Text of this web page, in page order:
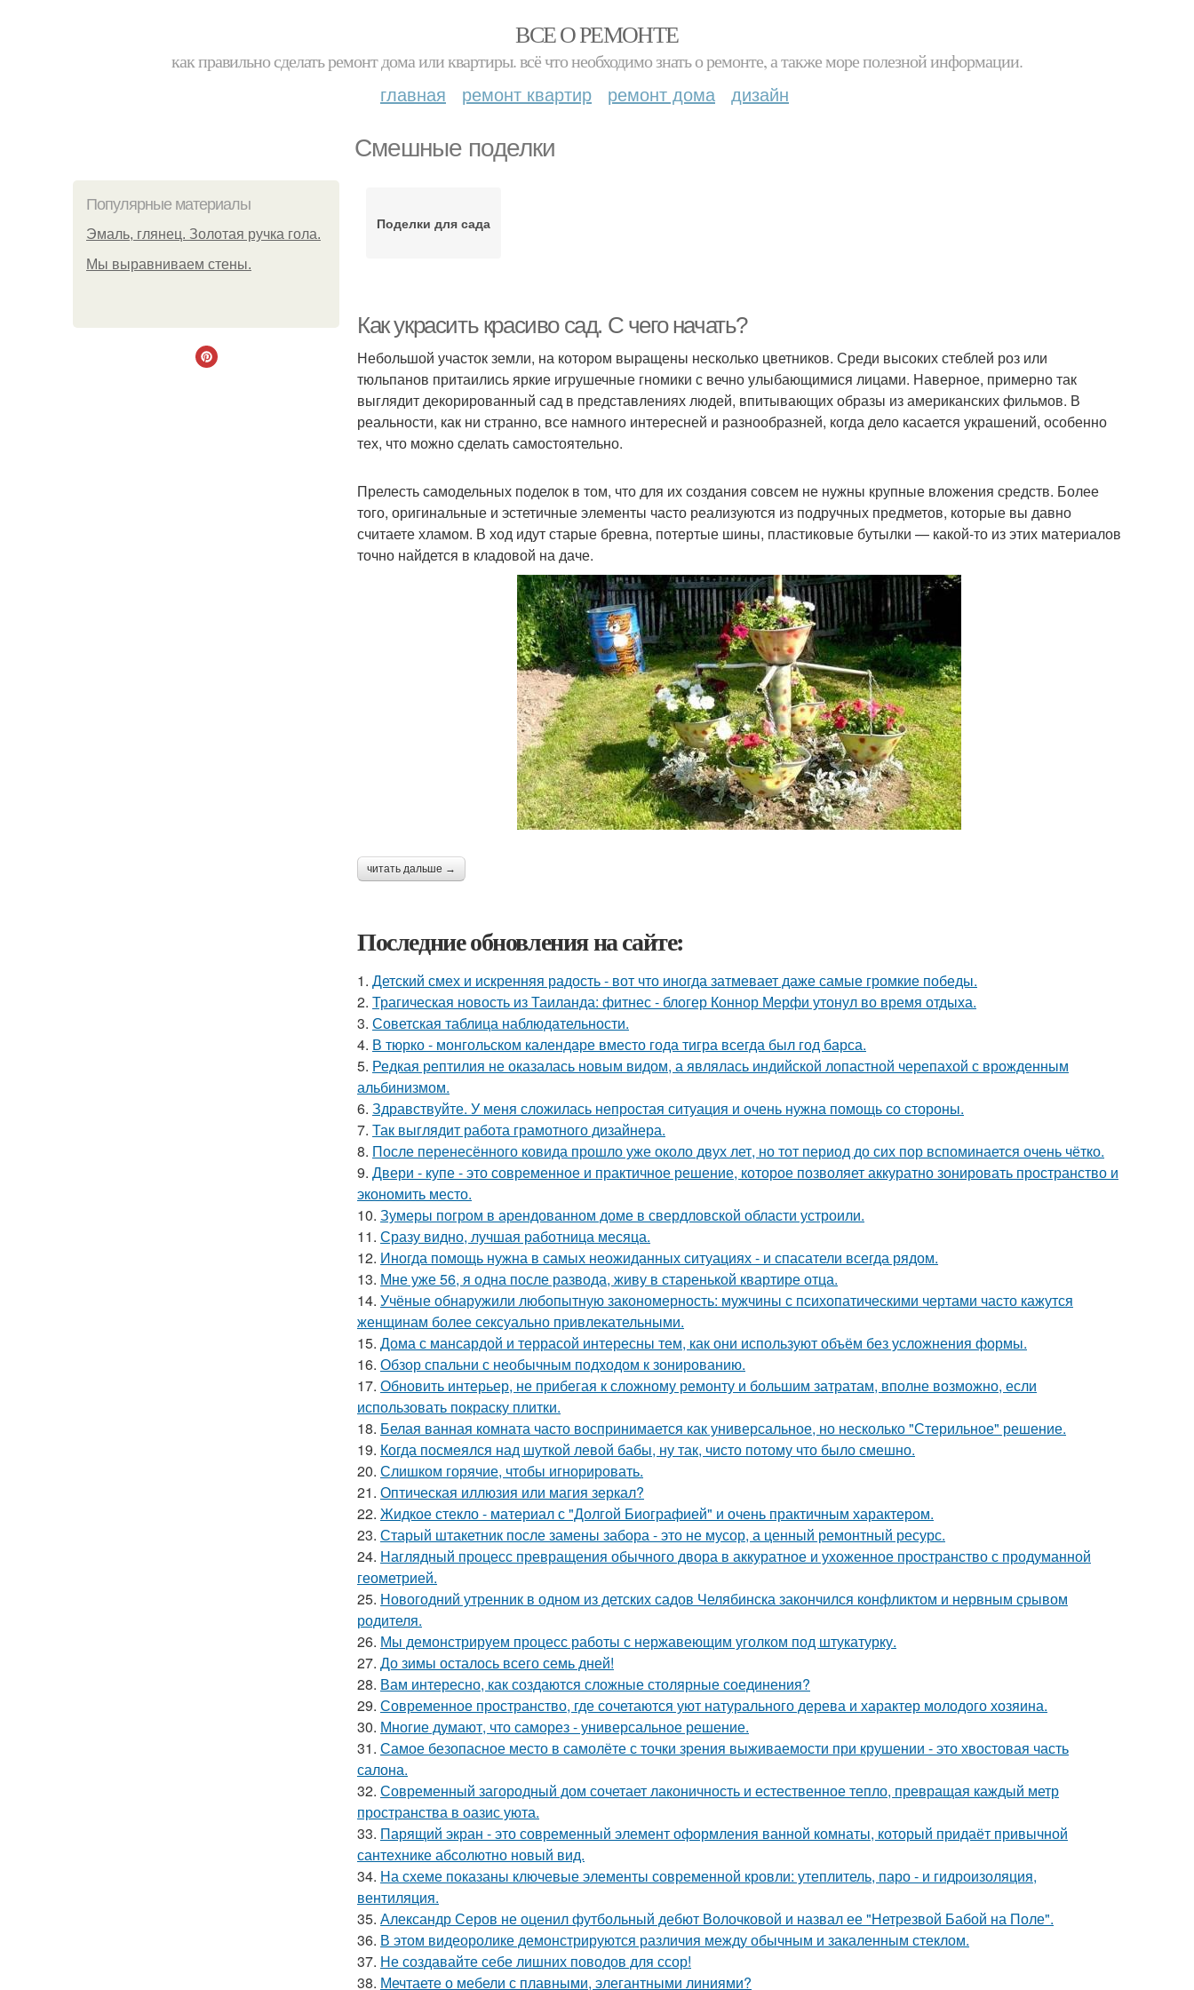
ВСЕ О РЕМОНТЕ
как правильно сделать ремонт дома или квартиры. всё что необходимо знать о ремонте, а также море полезной информации.
главная ремонт квартир ремонт дома дизайн
Смешные поделки
Популярные материалы
Эмаль, глянец. Золотая ручка гола.
Мы выравниваем стены.
Поделки для сада
Как украсить красиво сад. С чего начать?
Небольшой участок земли, на котором выращены несколько цветников. Среди высоких стеблей роз или
тюльпанов притаились яркие игрушечные гномики с вечно улыбающимися лицами. Наверное, примерно так
выглядит декорированный сад в представлениях людей, впитывающих образы из американских фильмов. В
реальности, как ни странно, все намного интересней и разнообразней, когда дело касается украшений, особенно
тех, что можно сделать самостоятельно.
Прелесть самодельных поделок в том, что для их создания совсем не нужны крупные вложения средств. Более
того, оригинальные и эстетичные элементы часто реализуются из подручных предметов, которые вы давно
считаете хламом. В ход идут старые бревна, потертые шины, пластиковые бутылки — какой-то из этих материалов
точно найдется в кладовой на даче.
читать дальше →
Последние обновления на сайте:
1. Детский смех и искренняя радость - вот что иногда затмевает даже самые громкие победы.
2. Трагическая новость из Таиланда: фитнес - блогер Коннор Мерфи утонул во время отдыха.
3. Советская таблица наблюдательности.
4. В тюрко - монгольском календаре вместо года тигра всегда был год барса.
5. Редкая рептилия не оказалась новым видом, а являлась индийской лопастной черепахой с врожденным
альбинизмом.
6. Здравствуйте. У меня сложилась непростая ситуация и очень нужна помощь со стороны.
7. Так выглядит работа грамотного дизайнера.
8. После перенесённого ковида прошло уже около двух лет, но тот период до сих пор вспоминается очень чётко.
9. Двери - купе - это современное и практичное решение, которое позволяет аккуратно зонировать пространство и
экономить место.
10. Зумеры погром в арендованном доме в свердловской области устроили.
11. Сразу видно, лучшая работница месяца.
12. Иногда помощь нужна в самых неожиданных ситуациях - и спасатели всегда рядом.
13. Мне уже 56, я одна после развода, живу в старенькой квартире отца.
14. Учёные обнаружили любопытную закономерность: мужчины с психопатическими чертами часто кажутся
женщинам более сексуально привлекательными.
15. Дома с мансардой и террасой интересны тем, как они используют объём без усложнения формы.
16. Обзор спальни с необычным подходом к зонированию.
17. Обновить интерьер, не прибегая к сложному ремонту и большим затратам, вполне возможно, если
использовать покраску плитки.
18. Белая ванная комната часто воспринимается как универсальное, но несколько "Стерильное" решение.
19. Когда посмеялся над шуткой левой бабы, ну так, чисто потому что было смешно.
20. Слишком горячие, чтобы игнорировать.
21. Оптическая иллюзия или магия зеркал?
22. Жидкое стекло - материал с "Долгой Биографией" и очень практичным характером.
23. Старый штакетник после замены забора - это не мусор, а ценный ремонтный ресурс.
24. Наглядный процесс превращения обычного двора в аккуратное и ухоженное пространство с продуманной
геометрией.
25. Новогодний утренник в одном из детских садов Челябинска закончился конфликтом и нервным срывом
родителя.
26. Мы демонстрируем процесс работы с нержавеющим уголком под штукатурку.
27. До зимы осталось всего семь дней!
28. Вам интересно, как создаются сложные столярные соединения?
29. Современное пространство, где сочетаются уют натурального дерева и характер молодого хозяина.
30. Многие думают, что саморез - универсальное решение.
31. Самое безопасное место в самолёте с точки зрения выживаемости при крушении - это хвостовая часть
салона.
32. Современный загородный дом сочетает лаконичность и естественное тепло, превращая каждый метр
пространства в оазис уюта.
33. Парящий экран - это современный элемент оформления ванной комнаты, который придаёт привычной
сантехнике абсолютно новый вид.
34. На схеме показаны ключевые элементы современной кровли: утеплитель, паро - и гидроизоляция,
вентиляция.
35. Александр Серов не оценил футбольный дебют Волочковой и назвал ее "Нетрезвой Бабой на Поле".
36. В этом видеоролике демонстрируются различия между обычным и закаленным стеклом.
37. Не создавайте себе лишних поводов для ссор!
38. Мечтаете о мебели с плавными, элегантными линиями?